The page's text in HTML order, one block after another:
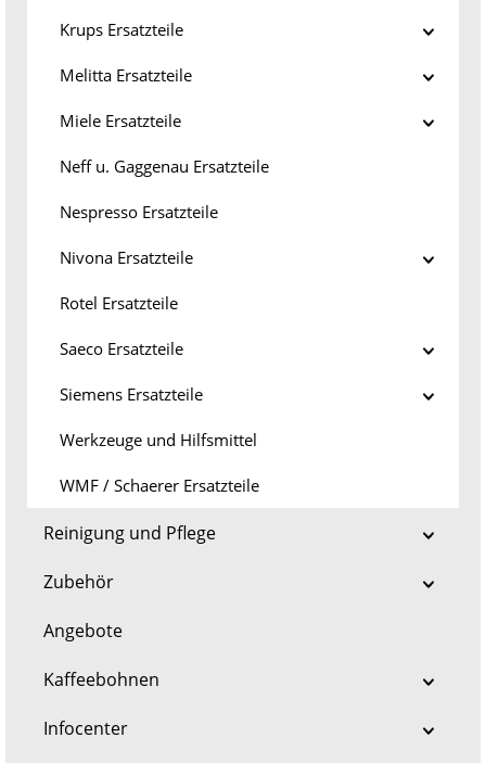
Krups Ersatzteile
Melitta Ersatzteile
Miele Ersatzteile
Neff u. Gaggenau Ersatzteile
Nespresso Ersatzteile
Nivona Ersatzteile
Rotel Ersatzteile
Saeco Ersatzteile
Siemens Ersatzteile
Werkzeuge und Hilfsmittel
WMF / Schaerer Ersatzteile
Reinigung und Pflege
Zubehör
Angebote
Kaffeebohnen
Infocenter